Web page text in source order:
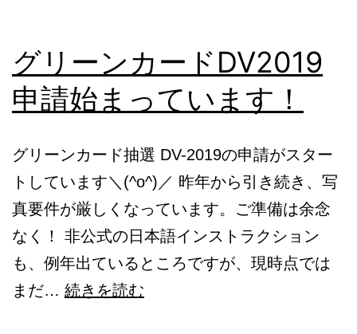
グ
リ
ン
カ
ー
ド
DV2020
グリーンカードDV2019
申請始まっています！
グリーンカード抽選 DV-2019の申請がスター
トしています＼(^o^)／ 昨年から引き続き、写
真要件が厳しくなっています。ご準備は余念
なく！ 非公式の日本語インストラクション
も、例年出ているところですが、現時点では
まだ… 続きを読む